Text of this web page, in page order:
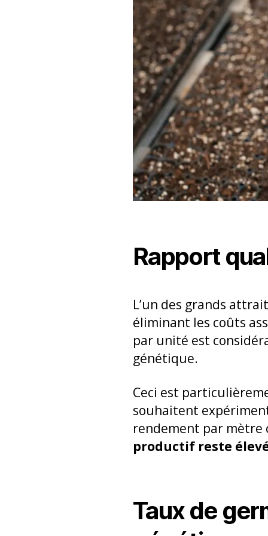
Rapport
L’un des grands
éliminant les coûts
par unité est
génétique.
Ceci est
souhaitent
rendement par mètre
productif reste
Taux de